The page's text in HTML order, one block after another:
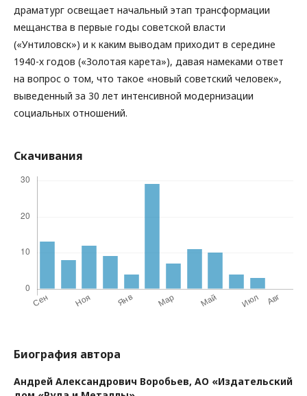
драматург освещает начальный этап трансформации
мещанства в первые годы советской власти
(«Унтиловск») и к каким выводам приходит в середине
1940-х годов («Золотая карета»), давая намеками ответ
на вопрос о том, что такое «новый советский человек»,
выведенный за 30 лет интенсивной модернизации
социальных отношений.
Скачивания
Биография автора
Андрей Александрович Воробьев, АО «Издательский